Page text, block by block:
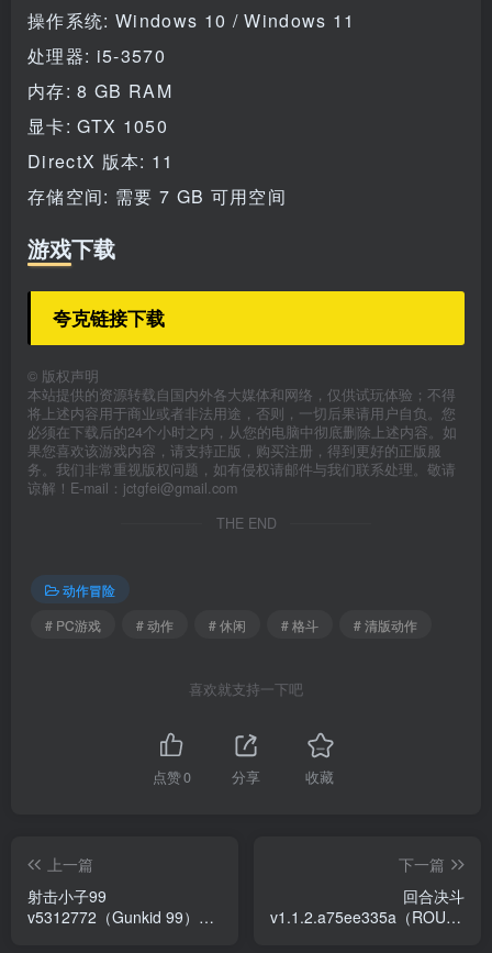
操作系统: Windows 10 / Windows 11
处理器: i5-3570
内存: 8 GB RAM
显卡: GTX 1050
DirectX 版本: 11
存储空间: 需要 7 GB 可用空间
游戏下载
夸克链接下载
© 版权声明
本站提供的资源转载自国内外各大媒体和网络，仅供试玩体验；不得
将上述内容用于商业或者非法用途，否则，一切后果请用户自负。您
必须在下载后的24个小时之内，从您的电脑中彻底删除上述内容。如
果您喜欢该游戏内容，请支持正版，购买注册，得到更好的正版服
务。我们非常重视版权问题，如有侵权请邮件与我们联系处理。敬请
谅解！E-mail：jctgfei@gmail.com
THE END
动作冒险
# PC游戏
# 动作 # 休闲 # 格斗 # 清版动作
喜欢就支持一下吧
点赞0 分享 收藏
上一篇
射击小子99
v5312772（Gunkid 99）免
下一篇
回合决斗
v1.1.2.a75ee335a（ROUNDS）